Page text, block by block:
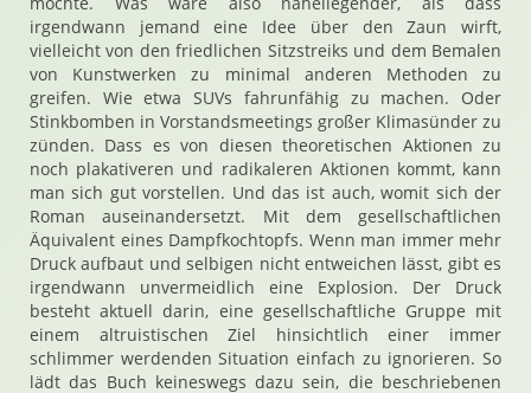
irgendwann jemand eine Idee über den Zaun wirft,
vielleicht von den friedlichen Sitzstreiks und dem Bemalen
von Kunstwerken zu minimal anderen Methoden zu
greifen. Wie etwa SUVs fahrunfähig zu machen. Oder
Stinkbomben in Vorstandsmeetings großer Klimasünder zu
zünden. Dass es von diesen theoretischen Aktionen zu
noch plakativeren und radikaleren Aktionen kommt, kann
man sich gut vorstellen. Und das ist auch, womit sich der
Roman auseinandersetzt. Mit dem gesellschaftlichen
Äquivalent eines Dampfkochtopfs. Wenn man immer mehr
Druck aufbaut und selbigen nicht entweichen lässt, gibt es
irgendwann unvermeidlich eine Explosion. Der Druck
besteht aktuell darin, eine gesellschaftliche Gruppe mit
einem altruistischen Ziel hinsichtlich einer immer
schlimmer werdenden Situation einfach zu ignorieren. So
lädt das Buch keineswegs dazu sein, die beschriebenen